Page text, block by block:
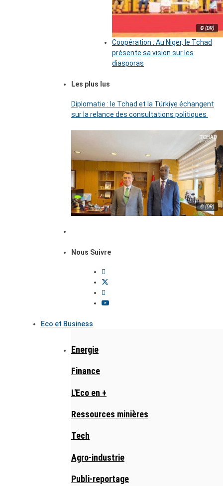
© (DR)
Coopération : Au Niger, le Tchad
présente sa vision sur les
diasporas
Les plus lus
Diplomatie : le Tchad et la Türkiye échangent
sur la relance des consultations politiques
© (DR)
Nous Suivre
Eco et Business
Energie
Finance
L'Eco en +
Ressources minières
Tech
Agro-industrie
Publi-reportage